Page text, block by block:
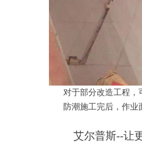
对于部分改造工程，
防潮施工完后，作业
艾尔普斯--让